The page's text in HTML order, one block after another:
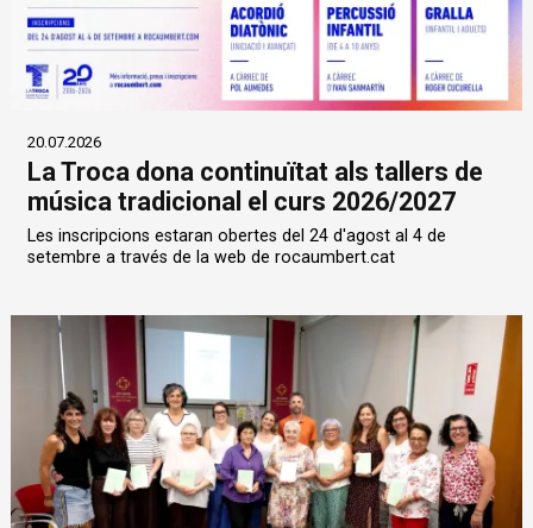
20.07.2026
La Troca dona continuïtat als tallers de
música tradicional el curs 2026/2027
Les inscripcions estaran obertes del 24 d'agost al 4 de
setembre a través de la web de rocaumbert.cat